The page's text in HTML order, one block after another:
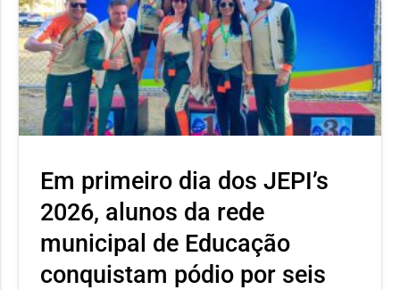
Em primeiro dia dos JEPI’s
2026, alunos da rede
municipal de Educação
conquistam pódio por seis